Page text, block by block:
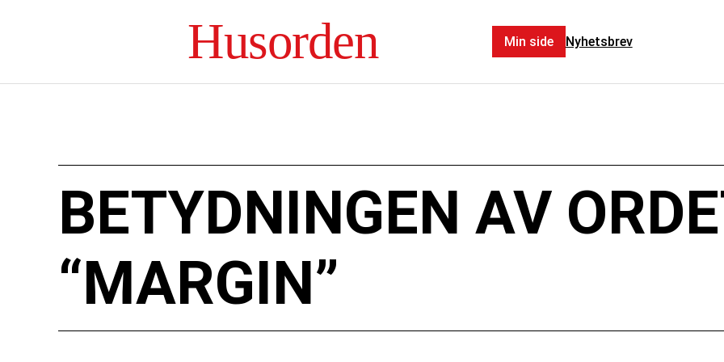
Husorden Min side Nyhetsbrev
BETYDNINGEN AV
“MARGIN”